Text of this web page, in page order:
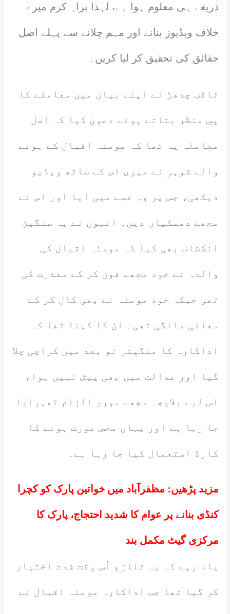
ذریعے ہی معلوم ہوا ہے، لہذا براہِ کرم میرے
خلاف ویڈیوز بنانے اور مہم چلانے سے پہلے اصل
حقائق کی تحقیق کر لیا کریں۔
ثاقب چدھڑ نے اپنے بیان میں معاملے کا
پسِ منظر بتاتے ہوئے دعویٰ کیا کہ اصل
معاملہ یہ تھا کہ مومنہ اقبال کے ہونے
والے شوہر نے میری اس کے ساتھ ویڈیو
دیکھی، جس پر وہ غصے میں آیا اور اس نے
مجھے دھمکیاں دیں۔ انہوں نے یہ سنگین
انکشاف بھی کیا کہ مومنہ اقبال کی
والدہ نے خود مجھے فون کر کے معذرت کی
تھی جبکہ خود مومنہ نے بھی کال کر کے
معافی مانگی تھی۔ ان کا کہنا تھا کہ
اداکارہ کا منگیتر تو بعد میں کراچی چلا
گیا اور عدالت میں بھی پیش نہیں ہوا،
اس لیے بلاوجہ مجھے موردِ الزام ٹھہرایا
جا رہا ہے اور یہاں محض عورت ہونے کا
کارڈ استعمال کیا جا رہا ہے۔
مزید پڑھیں: مظفرآباد میں خواتین پارک کو کچرا
کنڈی بنانے پر عوام کا شدید احتجاج، پارک کا
مرکزی گیٹ مکمل بند
یاد رہے کہ یہ تنازع اُس وقت شدت اختیار
کر گیا تھا جب اداکارہ مومنہ اقبال نے